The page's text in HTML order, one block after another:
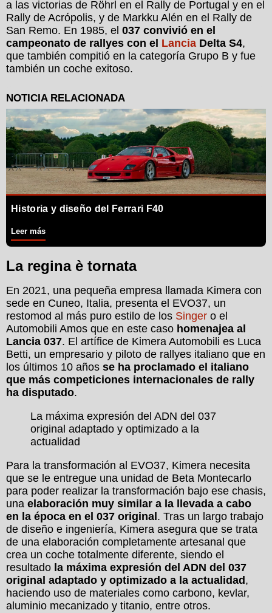
a las victorias de Röhrl en el Rally de Portugal y en el
Rally de Acrópolis, y de Markku Alén en el Rally de
San Remo. En 1985, el 037 convivió en el
campeonato de rallyes con el Lancia Delta S4,
que también compitió en la categoría Grupo B y fue
también un coche exitoso.
Historia y diseño del Ferrari F40
Leer más
La regina è tornata
En 2021, una pequeña empresa llamada Kimera con
sede en Cuneo, Italia, presenta el EVO37, un
restomod al más puro estilo de los Singer o el
Automobili Amos que en este caso homenajea al
Lancia 037. El artífice de Kimera Automobili es Luca
Betti, un empresario y piloto de rallyes italiano que en
los últimos 10 años se ha proclamado el italiano
que más competiciones internacionales de rally
ha disputado.
La máxima expresión del ADN del 037
original adaptado y optimizado a la
actualidad
Para la transformación al EVO37, Kimera necesita
que se le entregue una unidad de Beta Montecarlo
para poder realizar la transformación bajo ese chasis,
una elaboración muy similar a la llevada a cabo
en la época en el 037 original . Tras un largo trabajo
de diseño e ingeniería, Kimera asegura que se trata
de una elaboración completamente artesanal que
crea un coche totalmente diferente, siendo el
resultado la máxima expresión del ADN del 037
original adaptado y optimizado a la actualidad ,
haciendo uso de materiales como carbono, kevlar,
aluminio mecanizado y titanio, entre otros.